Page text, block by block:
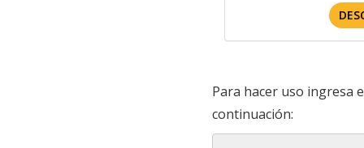
Para hacer uso ingresa
continuación: